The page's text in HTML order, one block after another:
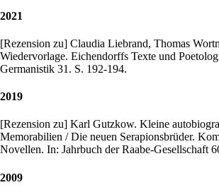
2021
[Rezension zu] Claudia Liebrand, Thomas
Wiedervorlage. Eichendorffs Texte und
Germanistik 31. S. 192-194.
2019
[Rezension zu] Karl Gutzkow. Kleine
Memorabilien / Die neuen Serapionsbrüder.
Novellen. In: Jahrbuch der Raabe-Gesellschaft
2009